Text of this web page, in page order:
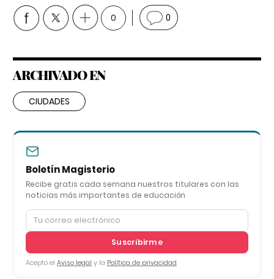
0 0
ARCHIVADO EN
CIUDADES
Boletín Magisterio
Recibe gratis cada semana nuestros titulares con las
noticias más importantes de educación
Suscribirme
Acepto el Aviso legal y la Política de privacidad